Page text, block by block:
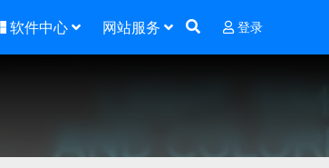
软件中心 网站服务 登录